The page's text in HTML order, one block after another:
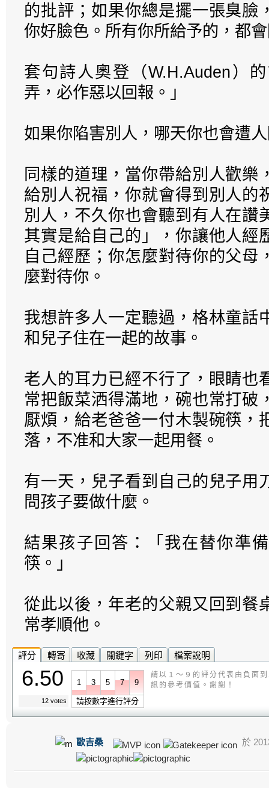
的批評；如果你總是擺一張臭臉
你好臉色。所有你所給予的，都
套句詩人奧登（W.H.Auden）
弄，必作惡以回報。」
如果你陷害別人，哪天你也會遭
同樣的道理，當你帶給別人歡樂
給別人祝福，你就會得到別人的
別人，不久你也會聽到有人在讚
其實是給自己的」，你讓他人經
自己經歷；你怎麼對待你的父母
麼對待你。
我想許多人一定聽過，格林童話
和兒子住在一起的故事。
老人的耳力已經不行了，眼睛也
常把飯菜洒得滿地，碗也常打破
厭煩，給老爸爸一付木製碗筷，
落，不准和大家一起用餐。
有一天，兒子看到自己的兒子用
問孩子要做什麼。
結果孩子回答：「我在替你準
筷。」
從此以後，年老的父親又回到餐
常孝順他。
評分 轉寄 收藏 關鍵字 列印 檔案說明
6.50
12 votes
1 3 5 7 9
請按數字進行評分
請以１～９的評分代表由負面
訊的參考價值。謝謝！
歐吉桑 於